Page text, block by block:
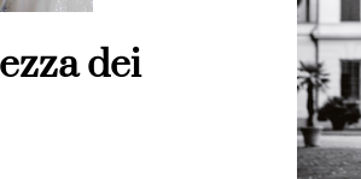
dei